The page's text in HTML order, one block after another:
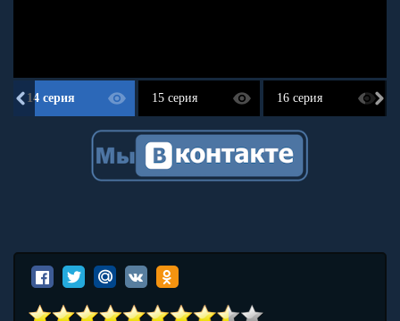
14 серия 15 серия 16 серия